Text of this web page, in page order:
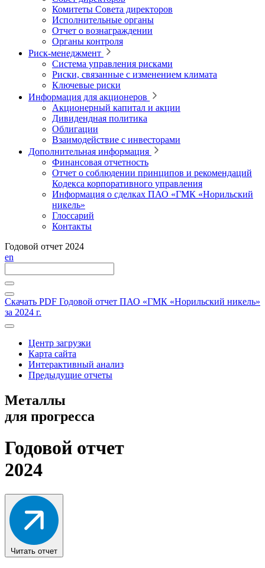
Комитеты Совета директоров
Исполнительные органы
Отчет о вознаграждении
Органы контроля
Риск-менеджмент
Система управления рисками
Риски, связанные с изменением климата
Ключевые риски
Информация для акционеров
Акционерный капитал и акции
Дивидендная политика
Облигации
Взаимодействие с инвесторами
Дополнительная информация
Финансовая отчетность
Отчет о соблюдении принципов и рекомендаций
Кодекса корпоративного управления
Информация о сделках ПАО «ГМК «Норильский
никель»
Глоссарий
Контакты
Годовой отчет 2024
en
Скачать PDF Годовой отчет ПАО «ГМК «Норильский никель»
за 2024 г.
Центр загрузки
Карта сайта
Интерактивный анализ
Предыдущие отчеты
Металлы
для прогресса
Годовой отчет
2024
Читать отчет